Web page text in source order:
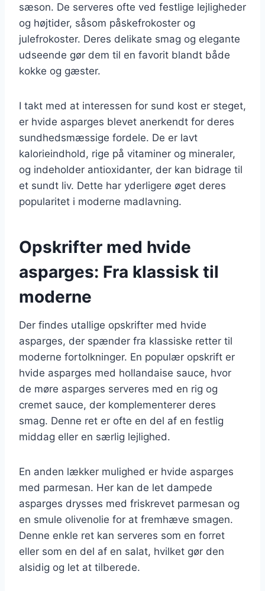
sæson. De serveres ofte ved festlige lejligheder
og højtider, såsom påskefrokoster og
julefrokoster. Deres delikate smag og elegante
udseende gør dem til en favorit blandt både
kokke og gæster.
I takt med at interessen for sund kost er steget,
er hvide asparges blevet anerkendt for deres
sundhedsmæssige fordele. De er lavt
kalorieindhold, rige på vitaminer og mineraler,
og indeholder antioxidanter, der kan bidrage til
et sundt liv. Dette har yderligere øget deres
popularitet i moderne madlavning.
Opskrifter med hvide
asparges: Fra klassisk til
moderne
Der findes utallige opskrifter med hvide
asparges, der spænder fra klassiske retter til
moderne fortolkninger. En populær opskrift er
hvide asparges med hollandaise sauce, hvor
de møre asparges serveres med en rig og
cremet sauce, der komplementerer deres
smag. Denne ret er ofte en del af en festlig
middag eller en særlig lejlighed.
En anden lækker mulighed er hvide asparges
med parmesan. Her kan de let dampede
asparges drysses med friskrevet parmesan og
en smule olivenolie for at fremhæve smagen.
Denne enkle ret kan serveres som en forret
eller som en del af en salat, hvilket gør den
alsidig og let at tilberede.